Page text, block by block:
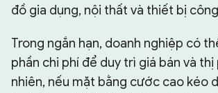
đồ gia dụng, nội thất và thiết bị
Trong ngắn hạn, doanh nghiệp có
phần chi phí để duy trì giá bán và thị
nhiên, nếu mặt bằng cước cao kéo